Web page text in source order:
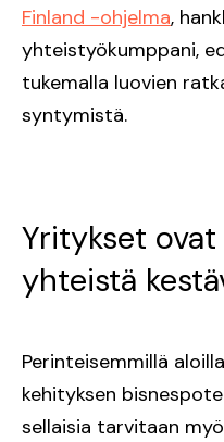
Finland -ohjelma,
yhteistyökumppani,
tukemalla luovien
syntymistä.
Yritykset
yhteistä
Perinteisemmillä
kehityksen
sellaisia tarvitaan